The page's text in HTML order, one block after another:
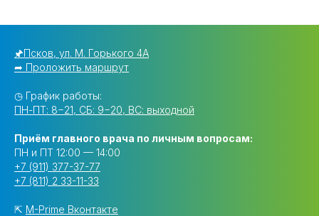
🖈Псков, ул. М. Горького 4А
➦ Проложить маршрут
◷ График работы:
ПН-ПТ: 8−21, СБ: 9−20, ВС: выходной
Приём главного врача по личным вопросам:
ПН и ПТ 12:00 — 14:00
+7 (911) 377-37-77
+7 (811) 2 33-11-33
⇱ M-Prime Вконтакте